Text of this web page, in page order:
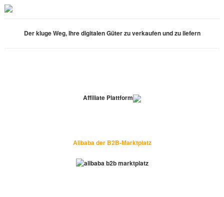
Der kluge Weg, Ihre digitalen Güter zu verkaufen und zu liefern
Affiliate Plattform
Alibaba der B2B-Marktplatz